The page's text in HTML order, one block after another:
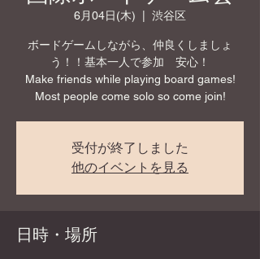
6月04日(木) 渋谷区
ボードゲームしながら、仲良くしましょ
う！！基本一人で参加 安心！
Make friends while playing board games!
Most people come solo so come join!
受付が終了しました
他のイベントを見る
日時・場所